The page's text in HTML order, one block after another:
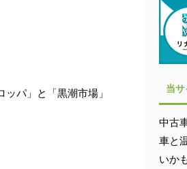
パ」と「黒潮市場」 当
中古
車と
いか